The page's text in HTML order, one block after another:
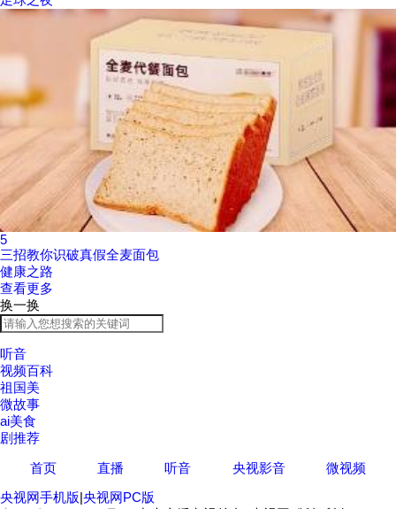
5
三招教你识破真假全麦面包
健康之路
查看更多
换一换
听音
视频百科
祖国美
微故事
ai美食
剧推荐
首页
直播 听音 央视影音
微视频
央视网手机版|央视网PC版